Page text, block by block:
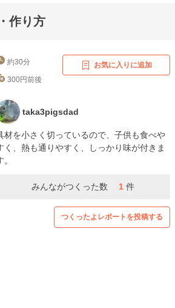
作り方
約30分
300円前後
お気に入りに追加
taka3pigsdad
材を小さく切っているので、子供も食べや
く、熱も通りやすく、しっかり味が付きま
。
みんながつくった数 1 件
つくったよレポートを投稿する